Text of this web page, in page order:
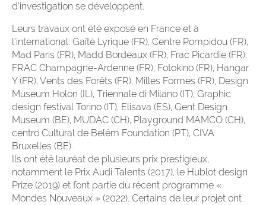
d’investigation se développent.
Leurs travaux ont été exposé en France et à
l’international: Gaîté Lyrique (FR), Centre Pompidou (FR),
Mad Paris (FR), Madd Bordeaux (FR), Frac Picardie (FR),
FRAC Champagne-Ardenne (FR), Fotokino (FR), Hangar
Y (FR), Vents des Forêts (FR), Milles Formes (FR), Design
Museum Holon (IL), Triennale di Milano (IT), Graphic
design festival Torino (IT), Elisava (ES), Gent Design
Museum (BE), MUDAC (CH), Playground MAMCO (CH),
centro Cultural de Belém Foundation (PT), CIVA
Bruxelles (BE).
Ils ont été lauréat de plusieurs prix prestigieux,
notamment le Prix Audi Talents (2017), le Hublot design
Prize (2019) et font partie du récent programme «
Mondes Nouveaux » (2022). Certains de leur projet ont